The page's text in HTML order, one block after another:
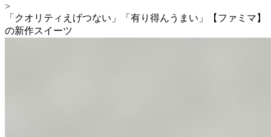
>
「クオリティえげつない」「有り得んうまい」【ファミマ】
の新作スイーツ